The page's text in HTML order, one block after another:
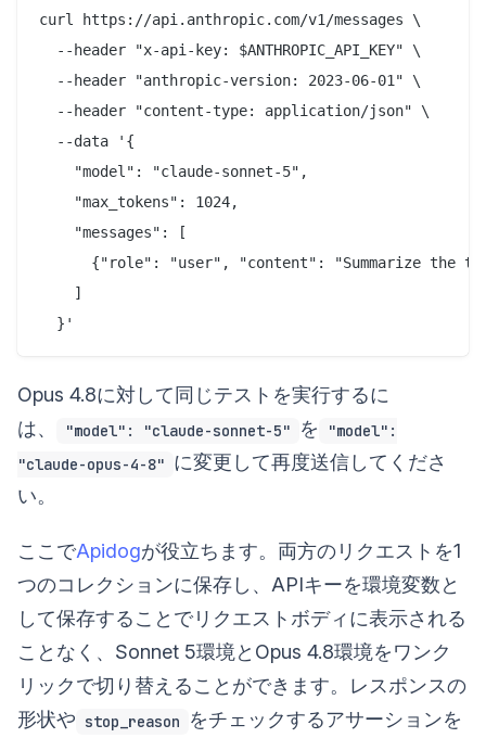
curl https://api.anthropic.com/v1/messages \
  --header "x-api-key: $ANTHROPIC_API_KEY" \
  --header "anthropic-version: 2023-06-01" \
  --header "content-type: application/json" \
  --data '{
    "model": "claude-sonnet-5",
    "max_tokens": 1024,
    "messages": [
{"role": "user", "content": "Summarize the
    ]
Opus 4.8に対して同じテストを実行するに
は、
"model": "claude-sonnet-5" を
"model":
"claude-opus-4-8" に変更して再度送信してくださ
い。
ここでApidogが役立ちます。両方のリクエストを1
つのコレクションに保存し、APIキーを環境変数と
して保存することでリクエストボディに表示される
ことなく、Sonnet 5環境とOpus 4.8環境をワンク
リックで切り替えることができます。レスポンスの
形状や stop_reason
をチェックするアサーションを